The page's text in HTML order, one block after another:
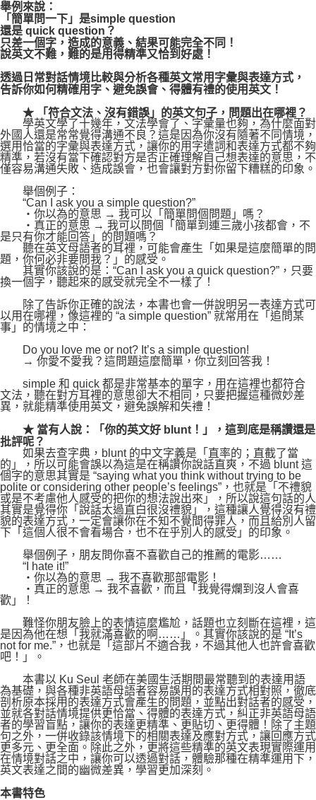
舉例來說：
「簡單問一下」是simple question
還是 quick question？
只差一個字，造成的意義、結果可能完全不同！
說英文不難，難的是用得精準又恰到好處！
透過日常對話情境比較與分析各種英文常用字彙與表達方式，
告訴你如何精確用字、避免誤會、得體有禮的使用英文！
★ 「符合文法、沒有錯誤」的英文句子，問題出在哪裡？
學英文學了十幾年，文法學會了、字彙量也夠，為什麼面對
外國人還是常常覺得溝通不良？這是因為你沒有隨著不同情境，
選用恰當的字彙與表達方式，讓你的用字遣詞和表達方式都不夠
精準，若沒有當下確認對方是否正確理解自己想表達的意思，不
僅容易溝通失敗、造成誤會，也會讓對方對你留下糟糕的印象。
舉個例子：
“Can I ask you a simple question?”
‧你以為的意思 → 我可以「簡單問個問題」嗎？
‧真正的意思 → 我可以問個「簡單到連三歲小孩都會，不
是只有你才能回答」的問題嗎？
聽在英文母語者的耳裡，可能會產生「如果是這麼簡單的問
題，你何必非要問我？」的感受。
其實你該說的是：“Can I ask you a quick question?”，只要
換一個字，聽起來的感受就完全不一樣了！
除了告訴你正確的說法，本書也會一併說明另一表達方式可
以用在哪裡，像這裡的 “a simple question” 就常用在「追問某
事」的情境之中：
Do you love me or not? It’s a simple question!
→ 你愛不愛我？這問題這麼簡單，你立刻回答我！
simple 和 quick 都是非常基本的單字，用在這裡也都符合
文法，聽在對方耳裡的意思卻大不相同，只要把握這種微妙差
異，就能精準使用英文，避免誤解和失禮！
★ 當有人說：「你的英文好 blunt！」，這到底是稱讚還是
批評呢？
如果去查字典，blunt 的中文字義是「直率的；直截了當
的」，所以可能會誤以為這是在稱讚你說話直爽，不過 blunt 這
個字的意思其實是 “saying what you think without trying to be
polite or considering other people’s feelings”，也就是「不禮貌
或是不考慮他人感受的把你的想法說出來」，所以說這句話的人
其實是覺得你「說話太過直白很沒禮貌」，這種讓人覺得沒有禮
貌的表達方式，一定會讓你在不知不覺間得罪人，而且給別人留
下「這個人很不會看場合，也不在乎別人的感受」的印象。
舉個例子，朋友問你喜不喜歡自己的推薦的電影……
“I hate it!”
‧你以為的意思 → 我不喜歡那部電影！
‧真正的意思 → 我不喜歡，而且「我覺得爛到沒人會喜
歡」！
難怪你朋友臉上的表情這麼尷尬，話題也立刻斷在這裡，這
是因為他在想「我就滿喜歡的啊……」。其實你該說的是 “It’s
not for me.”，也就是「這部片不適合我，不過其他人也許會喜歡
吧！」。
本書以 Ku Seul 老師在美國生活期間最常聽到的表達用語
為基礎，與各種非英語母語者容易誤用的表達方式相對照，徹底
剖析原本採用的表達方式會產生的問題，並點出對話者的感受，
並就各對話情境提供更恰當、得體的表達方式，糾正非英語母語
者的學習盲點，讓你的表達更精準、更貼切、更得體！除了主題
句之外，一併收錄該情境下的相關表達及應對方式，讓回應方式
更多元、更全面。除此之外，更將這些精準的英文表現實際運用
在情境對話之中，讓你可以透過對話，體驗那種在精準運用下，
英文表達之間的幽微差異，學習更加深刻。
本書特色